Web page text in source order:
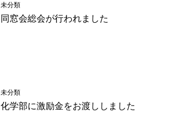
未分類
同窓会総会が行われました
未分類
化学部に激励金をお渡ししました